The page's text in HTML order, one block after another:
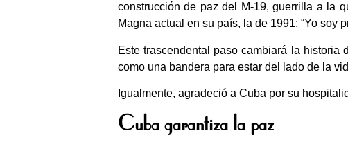
construcción de paz del M-19, guerrilla a la
Magna actual en su país, la de 1991: “Yo soy
Este trascendental paso cambiará la
como una bandera para estar del lado de la
Igualmente, agradeció a Cuba por su
Cuba garantiza la paz